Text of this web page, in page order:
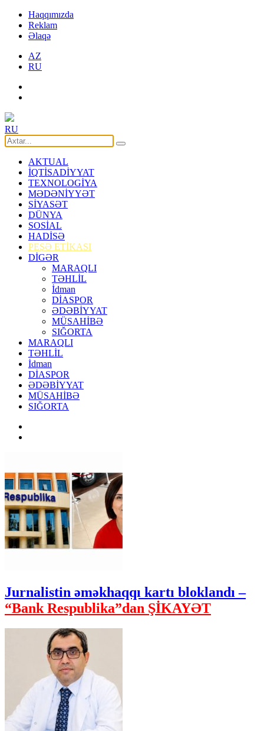
Haqqımızda
Reklam
Əlaqə
AZ
RU
RU
AKTUAL
İQTİSADİYYAT
TEXNOLOGİYA
MƏDƏNİYYƏT
SİYASƏT
DÜNYA
SOSİAL
HADİSƏ
PEŞƏ ETİKASI
DİGƏR
MARAQLI
TƏHLİL
İdman
DİASPOR
ƏDƏBİYYAT
MÜSAHİBƏ
SIĞORTA
MARAQLI
TƏHLİL
İdman
DİASPOR
ƏDƏBİYYAT
MÜSAHİBƏ
SIĞORTA
Jurnalistin əməkhaqqı kartı bloklandı –
“Bank Respublika”dan ŞİKAYƏT